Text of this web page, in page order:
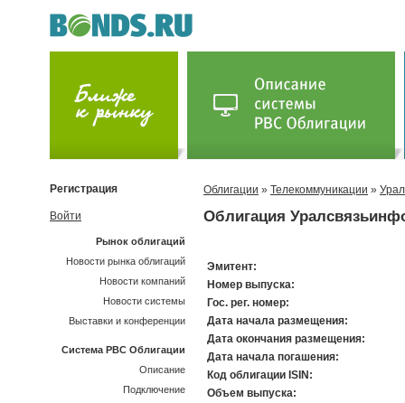
Облигации » Телекоммуникации »
Облигация
Эмитент:
Номер выпуска:
Гос. рег. номер:
Дата начала размещения:
Дата окончания размещения:
Дата начала погашения:
Код облигации ISIN:
Объем выпуска:
Регистрация
Войти
Рынок облигаций
Новости рынка облигаций
Новости компаний
Новости системы
Выставки и конференции
Система РВС Облигации
Описание
Подключение